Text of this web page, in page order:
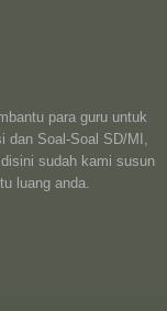
para guru untuk
dan Soal-Soal SD/MI,
sudah kami susun
luang anda.